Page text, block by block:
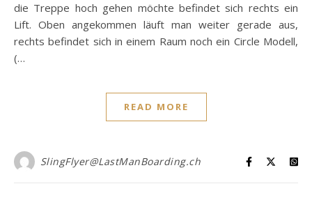
die Treppe hoch gehen möchte befindet sich rechts ein
Lift. Oben angekommen läuft man weiter gerade aus,
rechts befindet sich in einem Raum noch ein Circle Modell,
(…
READ MORE
SlingFlyer@LastManBoarding.ch